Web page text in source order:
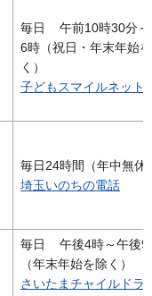
毎日 午前10時30分～
6時（祝日・年末年始
く）
子どもスマイルネット
毎日24時間（年中無休
埼玉いのちの電話
毎日 午後4時～午後9
（年末年始を除く）
さいたまチャイルドラ